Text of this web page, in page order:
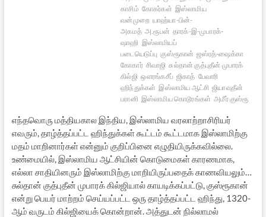
காசிம் கோகர்கள் இஸ்லாமிய
வன்முறை யாஹ்யா-பின்-
அகமத் அ.ரூபன் தாரக்-இ-முபாரக்-
ஷாஹி இஸ்லாமியப்
படையெடுப்பு குஸ்ரூகான் ஜஸ்ரத்-ஷைக்கா
கோகார் சிவாஜி சுல்தான் குத்புதீன் முபாரக்
கில்ஜி ஔரங்கசீப் ஜிகாத் பேவாரி
ஹிந்துக்கள் இஸ்லாமிய ஆட்சி ஜியாவுதீன்
பரானி இஸ்லாமிய கொடூரங்கள் அமீர் குஸ்ரூ
எந்தவொரு மத்தியகால இந்திய, இஸ்லாமிய வரலாற்றாசிரியர்
எவரும், தாழ்த்தப்பட்ட ஹிந்துக்கள் கூட்டம் கூட்டமாக இஸ்லாமிற்கு
மதம் மாறினார்கள் என்னும் குறிப்பினை எழுதியிருக்கவில்லை.
உண்மையில், இஸ்லாமிய ஆட்சியின் கொடுமைகள் காரணமாக,
எல்லா சாதியினரும் இஸ்லாமிற்கு மாறியிருப்பதைக் காணவியலும்…
சுல்தான் குத்புதீன் முபாரக் கில்ஜியால் காயடிக்கப்பட்டு, குஸ்ரூகான்
என்று பெயர் மாற்றம் செய்யப்பட்ட ஒரு தாழ்த்தப்பட்ட ஹிந்து, 1320-
ஆம் வருடம் கில்ஜியைக் கொன்றான். அத்துடன் நில்லாமல்